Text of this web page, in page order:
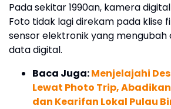
Pada sekitar 1990an, kamera
Foto tidak lagi direkam pada klise
sensor elektronik yang mengubah
data digital.
Baca Juga:Menjelajahi
Lewat Photo Trip,
dan Kearifan Lokal Pulau